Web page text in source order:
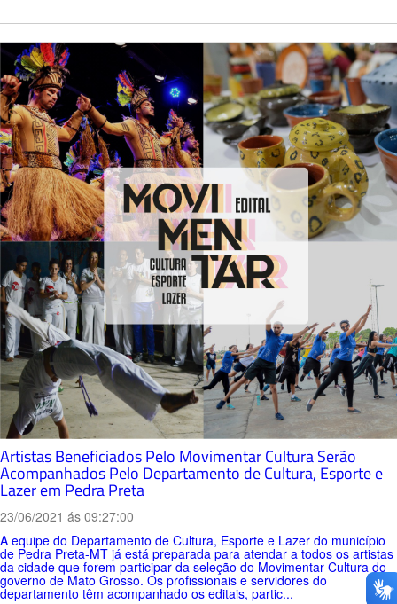
Artistas Beneficiados Pelo Movimentar Cultura Serão
Acompanhados Pelo Departamento de Cultura, Esporte e
Lazer em Pedra Preta
23/06/2021 ás 09:27:00
A equipe do Departamento de Cultura, Esporte e Lazer do município
de Pedra Preta-MT já está preparada para atendar a todos os artistas
da cidade que forem participar da seleção do Movimentar Cultura do
governo de Mato Grosso. Os profissionais e servidores do
departamento têm acompanhado os editais, partic...